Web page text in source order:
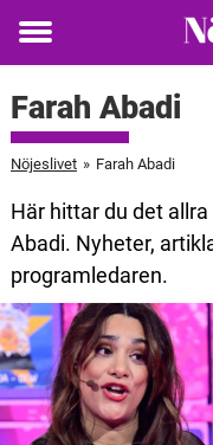
Toggle
Farah Abadi
Nöjeslivet » Farah Abadi
Här hittar du det
Abadi. Nyheter,
programledaren.